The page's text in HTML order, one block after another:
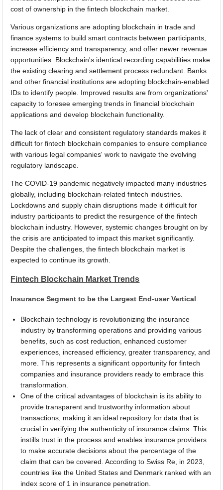
cost of ownership in the fintech blockchain market.
Various organizations are adopting blockchain in trade and
finance systems to build smart contracts between participants,
increase efficiency and transparency, and offer newer revenue
opportunities. Blockchain's identical recording capabilities make
the existing clearing and settlement process redundant. Banks
and other financial institutions are adopting blockchain-enabled
IDs to identify people. Improved results are from organizations'
capacity to foresee emerging trends in financial blockchain
applications and develop blockchain functionality.
The lack of clear and consistent regulatory standards makes it
difficult for fintech blockchain companies to ensure compliance
with various legal companies' work to navigate the evolving
regulatory landscape.
The COVID-19 pandemic negatively impacted many industries
globally, including blockchain-related fintech industries.
Lockdowns and supply chain disruptions made it difficult for
industry participants to predict the resurgence of the fintech
blockchain industry. However, systemic changes brought on by
the crisis are anticipated to impact this market significantly.
Despite the challenges, the fintech blockchain market is
expected to continue its growth.
Fintech Blockchain Market Trends
Insurance Segment to be the Largest End-user Vertical
Blockchain technology is revolutionizing the insurance
industry by transforming operations and providing various
benefits, such as cost reduction, enhanced customer
experiences, increased efficiency, greater transparency, and
more. This represents a significant opportunity for fintech
companies and insurance providers ready to embrace this
transformation.
One of the critical advantages of blockchain is its ability to
provide transparent and trustworthy information about
transactions, making it an ideal repository for data that is
crucial in verifying the authenticity of insurance claims. This
instills trust in the process and enables insurance providers
to make accurate decisions about the percentage of the
claim that can be covered. According to Swiss Re, in 2023,
countries like the United States and Denmark ranked with an
index score of 1 in insurance penetration.